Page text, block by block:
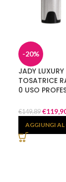
-20%
JADY LUXURY
TOSATRICE
0 USO
€149,89 €
AGGIUNGI AL